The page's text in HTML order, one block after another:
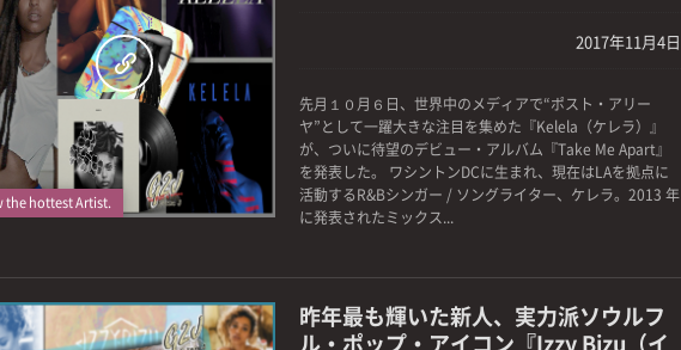
the hottest Artist.
0
2017年11月4日
先月１０月６日、世界中のメディアで“ポスト・アリー
ヤ”として一躍大きな注目を集めた『Kelela（ケレラ）』
が、ついに待望のデビュー・アルバム『Take Me Apart』
を発表した。 ワシントンDCに生まれ、現在はLAを拠点に
活動するR&Bシンガー / ソングライター、ケレラ。2013 年
に発表されたミックス...
昨年最も輝いた新人、実力派ソウルフ
ル・ポップ・アイコン『Izzy Bizu（イ